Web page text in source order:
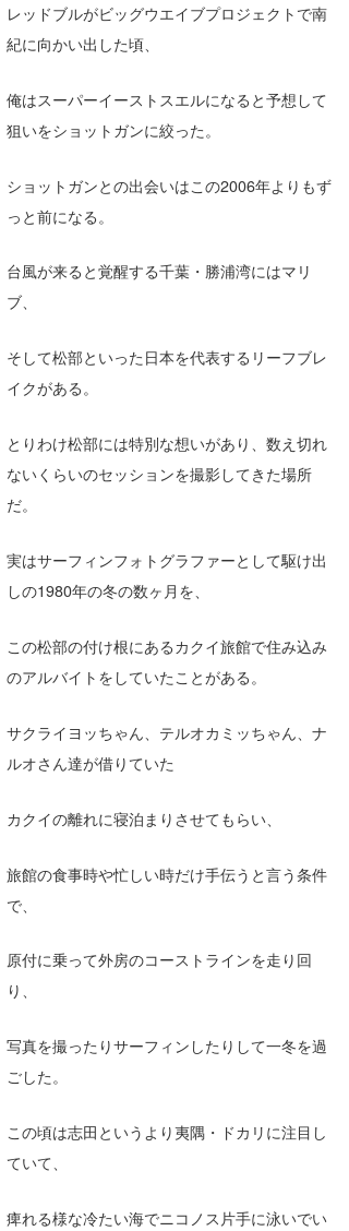
レッドブルがビッグウエイブプロジェクトで南
紀に向かい出した頃、
俺はスーパーイーストスエルになると予想して
狙いをショットガンに絞った。
ショットガンとの出会いはこの2006年よりもず
っと前になる。
台風が来ると覚醒する千葉・勝浦湾にはマリ
ブ、
そして松部といった日本を代表するリーフブレ
イクがある。
とりわけ松部には特別な想いがあり、数え切れ
ないくらいのセッションを撮影してきた場所
だ。
実はサーフィンフォトグラファーとして駆け出
しの1980年の冬の数ヶ月を、
この松部の付け根にあるカクイ旅館で住み込み
のアルバイトをしていたことがある。
サクライヨッちゃん、テルオカミッちゃん、ナ
ルオさん達が借りていた
カクイの離れに寝泊まりさせてもらい、
旅館の食事時や忙しい時だけ手伝うと言う条件
で、
原付に乗って外房のコーストラインを走り回
り、
写真を撮ったりサーフィンしたりして一冬を過
ごした。
この頃は志田というより夷隅・ドカリに注目し
ていて、
痺れる様な冷たい海でニコノス片手に泳いでい
waka☆=
YUKI☆
たっちー
ハンマー
まっきー
三輪予報士
上田純子
上條将美
唐澤予報士
米山予報士
予報士 hiro.
Mr.K